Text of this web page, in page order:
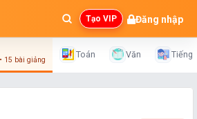
Tạo VIP Đăng nhập
15 bài giảng
Toán Văn Tiếng